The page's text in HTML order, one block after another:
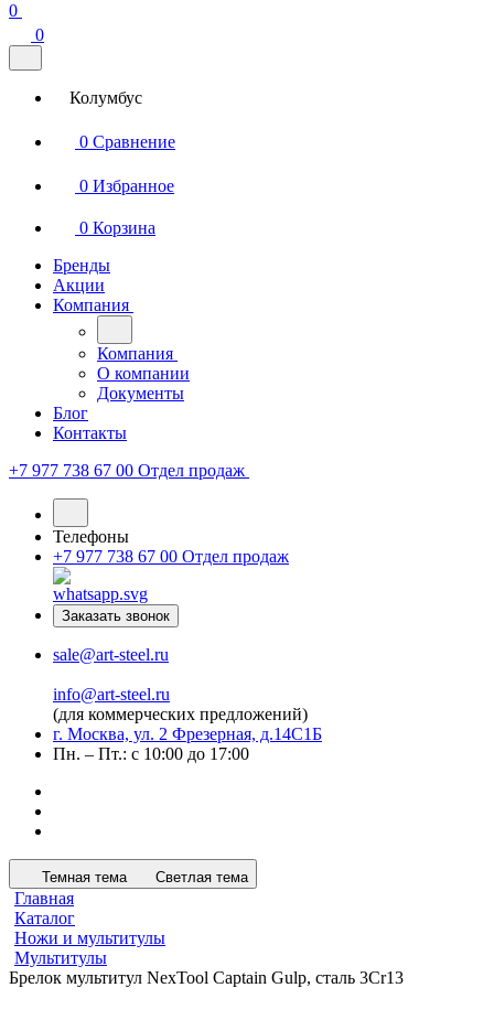
0
0
Колумбус
0 Сравнение
0 Избранное
0 Корзина
Бренды
Акции
Компания
Компания
О компании
Документы
Блог
Контакты
+7 977 738 67 00 Отдел продаж
Телефоны
+7 977 738 67 00 Отдел продаж
Заказать звонок
sale@art-steel.ru
info@art-steel.ru
(для коммерческих предложений)
г. Москва, ул. 2 Фрезерная, д.14С1Б
Пн. – Пт.: с 10:00 до 17:00
Темная тема Светлая тема
Главная
Каталог
Ножи и мультитулы
Мультитулы
Брелок мультитул NexTool Captain Gulp, сталь 3Cr13